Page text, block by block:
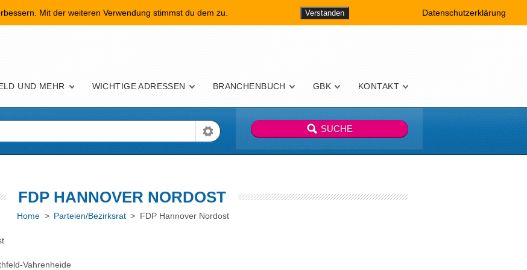
UND MEHR WICHTIGE ADRESSEN BRANCHENBUCH GBK KONTAKT
FDP HANNOVER NORDOST
Home> Parteien/Bezirksrat > FDP Hannover Nordost
Vahrenheide
Mit der weiteren Verwendung stimmst du dem zu. Verstanden Datenschutzerklärung